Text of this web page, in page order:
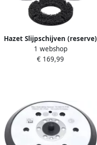
Hazet Slijpschijven (reserve)
4960V-0160 3 · 3-delig
1 webshop
€ 169,99